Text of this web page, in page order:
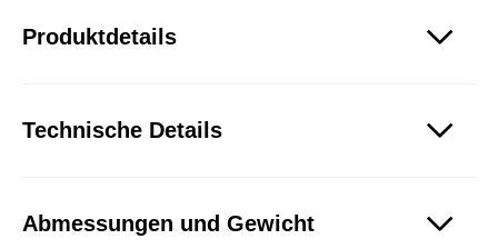
Produktdetails
Technische Details
Abmessungen und Gewicht